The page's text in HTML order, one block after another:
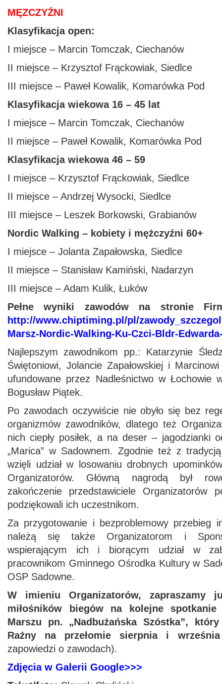
MĘZCZYŹNI
Klasyfikacja open:
I miejsce – Marcin Tomczak, Ciechanów
II miejsce – Krzysztof Frąckowiak, Siedlce
III miejsce – Paweł Kowalik, Komarówka Pod
Klasyfikacja wiekowa 16 – 45 lat
I miejsce – Marcin Tomczak, Ciechanów
II miejsce – Paweł Kowalik, Komarówka Pod
Klasyfikacja wiekowa 46 – 59
I miejsce – Krzysztof Frąckowiak, Siedlce
II miejsce – Andrzej Wysocki, Siedlce
III miejsce – Leszek Borkowski, Grabianów
Nordic Walking – kobiety i mężczyźni 60+
I miejsce – Jolanta Zapałowska, Siedlce
II miejsce – Stanisław Kamiński, Nadarzyn
III miejsce – Adam Kulik, Łuków
Pełne wyniki zawodów na stronie
http://www.chiptiming.pl/pl/
Marsz-Nordic-Walking-Ku-Czci-Bldr-
Najlepszym zawodnikom pp.: Katarzynie
Świętoniowi, Jolancie Zapałowskiej i
ufundowane przez Nadleśnictwo w Łochowie
Bogusław Piątek.
Po zawodach oczywiście nie obyło się bez
organizmów zawodników, dlatego też
nich ciepły posiłek, a na deser – jagodzianki
„Marica” w Sadownem. Zgodnie też z
wzięli udział w losowaniu drobnych
Organizatorów. Główną nagrodą był
zakończenie przedstawiciele Organizatorów
podziękowali ich uczestnikom.
Za przygotowanie i bezproblemowy przebieg
należą się także Organizatorom i
wspierającym ich i biorącym udział w
pracownikom Gminnego Ośrodka Kultury w
OSP Sadowne.
W imieniu Organizatorów, zapraszamy
miłośników biegów na kolejne
Marszu pn. „Nadbużańska Szóstka”,
Rażny na przełomie sierpnia i
zapowiedzi o zawodach).
Zdjęcia w Galerii Google>>>